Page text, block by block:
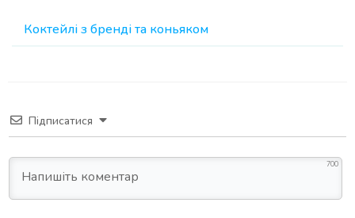
Коктейлі з бренді та коньяком
Підписатися
700